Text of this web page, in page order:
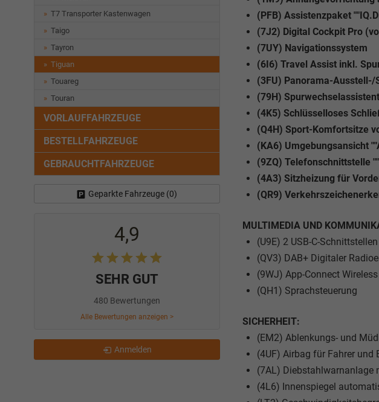
(PFB) Assistenzpaket
(7J2) Digital Cockpit Pro
(7UY) Navigationssystem
(6I6) Travel Assist inkl.
(3FU) Panorama-Ausstell-/
(79H)
(4K5) Schlüsselloses
(Q4H) Sport-Komfortsitze
(KA6) Umgebungsansicht
(9ZQ) Telefonschnittstelle
(4A3) Sitzheizung für
(QR9)
MULTIMEDIA UND
(U9E) 2 USB-C-
(QV3) DAB+ Digitaler
(9WJ) App-Connect
(QH1) Sprachsteuerung
SICHERHEIT:
(EM2) Ablenkungs- und
(4UF) Airbag für Fahrer und
(7AL) Diebstahlwarnanlage
(4L6) Innenspiegel
T7 Transporter Kastenwagen
Taigo
Tayron
Tiguan
Touareg
Touran
VORLAUFFAHRZEUGE
BESTELLFAHRZEUGE
GEBRAUCHTFAHRZEUGE
Geparkte Fahrzeuge (0)
4,9
SEHR GUT
480 Bewertungen
Alle Bewertungen anzeigen >
Anmelden